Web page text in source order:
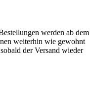
werden ab dem
weiterhin wie gewohnt
der Versand wieder